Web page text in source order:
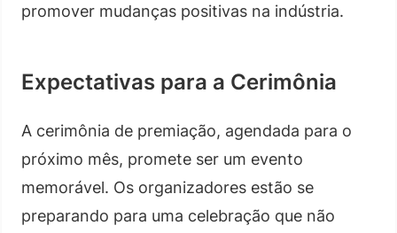
promover mudanças positivas na indústria.
Expectativas para a Cerimônia
A cerimônia de premiação, agendada para o
próximo mês, promete ser um evento
memorável. Os organizadores estão se
preparando para uma celebração que não